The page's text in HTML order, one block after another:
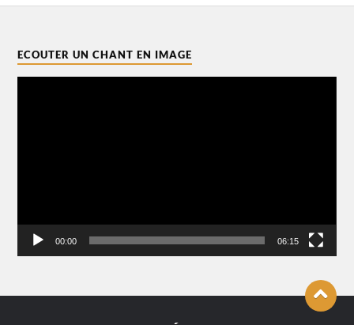
ECOUTER UN CHANT EN IMAGE
00:00 06:15